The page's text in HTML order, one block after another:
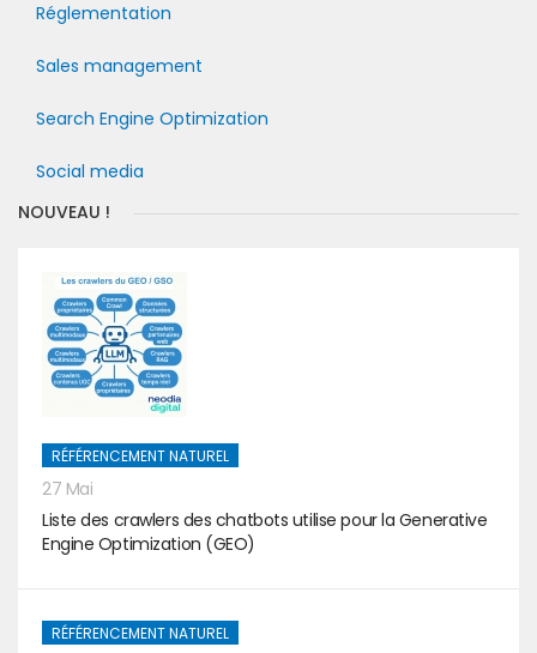
Réglementation
Sales management
Search Engine Optimization
Social media
NOUVEAU !
RÉFÉRENCEMENT NATUREL
27 Mai
Liste des crawlers des chatbots utilise pour la Generative
Engine Optimization (GEO)
RÉFÉRENCEMENT NATUREL